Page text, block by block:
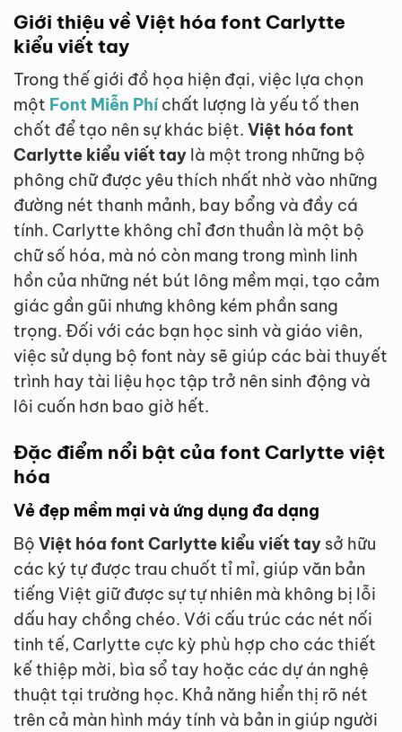
Giới thiệu về Việt hóa font Carlytte
kiểu viết tay
Trong thế giới đồ họa hiện đại, việc lựa chọn
một Font Miễn Phíchất lượng là yếu tố then
chốt để tạo nên sự khác biệt. Việt hóa font
Carlytte kiểu viết tay là một trong những bộ
phông chữ được yêu thích nhất nhờ vào những
đường nét thanh mảnh, bay bổng và đầy cá
tính. Carlytte không chỉ đơn thuần là một bộ
chữ số hóa, mà nó còn mang trong mình linh
hồn của những nét bút lông mềm mại, tạo cảm
giác gần gũi nhưng không kém phần sang
trọng. Đối với các bạn học sinh và giáo viên,
việc sử dụng bộ font này sẽ giúp các bài thuyết
trình hay tài liệu học tập trở nên sinh động và
lôi cuốn hơn bao giờ hết.
Đặc điểm nổi bật của font Carlytte việt
hóa
Vẻ đẹp mềm mại và ứng dụng đa dạng
Bộ Việt hóa font Carlytte kiểu viết tay sở hữu
các ký tự được trau chuốt tỉ mỉ, giúp văn bản
tiếng Việt giữ được sự tự nhiên mà không bị lỗi
dấu hay chồng chéo. Với cấu trúc các nét nối
tinh tế, Carlytte cực kỳ phù hợp cho các thiết
kế thiệp mời, bìa sổ tay hoặc các dự án nghệ
thuật tại trường học. Khả năng hiển thị rõ nét
trên cả màn hình máy tính và bản in giúp người